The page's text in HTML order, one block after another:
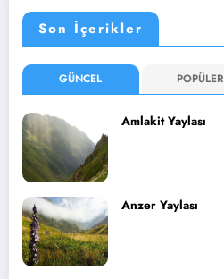
Son İçerikler
GÜNCEL POPÜLER
Amlakit Yaylası
Anzer Yaylası